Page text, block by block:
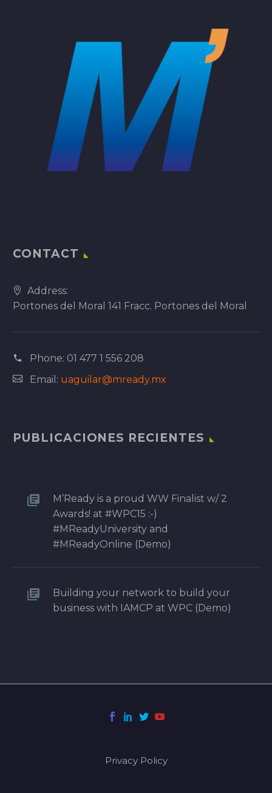
CONTACT
Address:
Portones del Moral 141 Fracc. Portones del Moral
Phone: 01 477 1 556 208
Email: uaguilar@mready.mx
PUBLICACIONES RECIENTES
M’Ready is a proud WW Finalist w/ 2
Awards! at #WPC15 :-)
#MReadyUniversity and
#MReadyOnline (Demo)
Building your network to build your
business with IAMCP at WPC (Demo)
Privacy Policy